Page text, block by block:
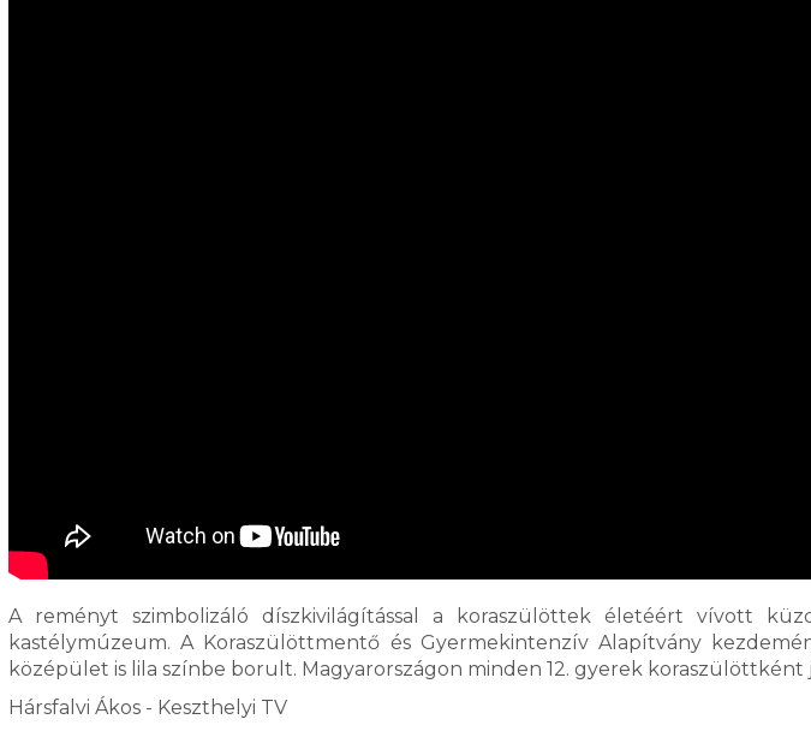
A reményt szimbolizáló díszkivilágítással a koraszülöttek életéért vívott
kastélymúzeum. A Koraszülöttmentő és Gyermekintenzív Alapítvány
középület is lila színbe borult. Magyarországon minden 12. gyerek koraszülöttként
Hársfalvi Ákos - Keszthelyi TV